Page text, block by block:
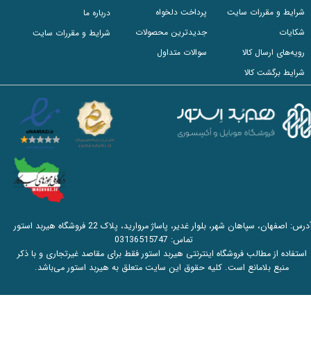
شرایط و مقررات سایت
شکایات
رویه‌های ارسال کالا
شرایط برگشت کالا
پرداخت دلخواه
جدیدترین محصولات
سوالات متداول
درباره ما
شرایط و مقررات سایت
آدرس: اصفهان، سپاهان شهر، بلوار غدیر، پاساژ مروارید، پلاک 22 فروشگاه هیربد استور
تماس: 03136515747
استفاده از مطالب فروشگاه اینترنتی هیربد استور فقط برای مقاصد غیرتجاری و با ذکر
منبع بلامانع است. کلیه حقوق این سایت متعلق به هیربد استور می‌باشد.​​​​​​​